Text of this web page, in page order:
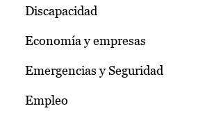
Discapacidad
Economía y empresas
Emergencias y Seguridad
Empleo